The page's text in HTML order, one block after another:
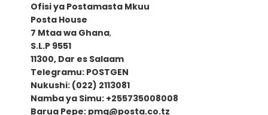
Ofisi ya Postamasta Mkuu
Posta House
7 Mtaa wa Ghana,
S.L.P 9551
11300, Dar es Salaam
Telegramu: POSTGEN
Nukushi: (022) 2113081
Namba ya Simu: +255735008008
Barua Pepe: pmg@posta.co.tz